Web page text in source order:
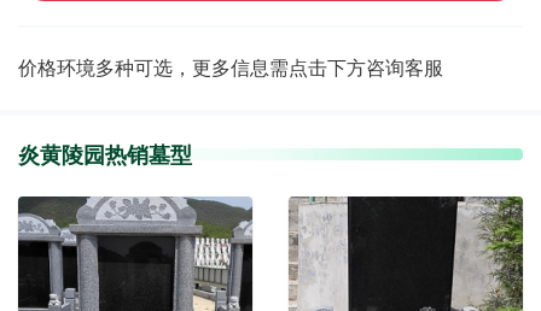
价格环境多种可选，更多信息需点击下方咨询客服
炎黄陵园热销墓型